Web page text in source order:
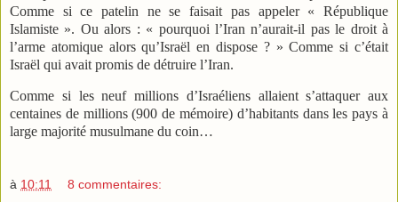
Comme si ce patelin ne se faisait pas appeler « République
Islamiste ». Ou alors : « pourquoi l’Iran n’aurait-il pas le droit à
l’arme atomique alors qu’Israël en dispose ? » Comme si c’était
Israël qui avait promis de détruire l’Iran.
Comme si les neuf millions d’Israéliens allaient s’attaquer aux
centaines de millions (900 de mémoire) d’habitants dans les pays à
large majorité musulmane du coin…
à 10:11 8 commentaires: